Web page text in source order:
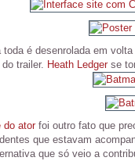
toda é desenrolada em
trailer. Heath Ledger se
do ator foi outro fato que
que estavam
que só veio a